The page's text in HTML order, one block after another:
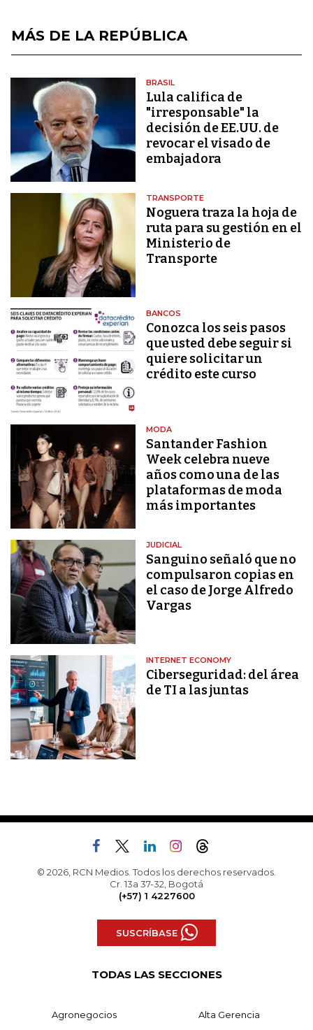
MÁS DE LA REPÚBLICA
BRASIL
Lula califica de
"irresponsable" la
decisión de EE.UU. de
revocar el visado de
embajadora
TRANSPORTE
Noguera traza la hoja de
ruta para su gestión en el
Ministerio de
Transporte
BANCOS
Conozca los seis pasos
que usted debe seguir si
quiere solicitar un
crédito este curso
MODA
Santander Fashion
Week celebra nueve
años como una de las
plataformas de moda
más importantes
JUDICIAL
Sanguino señaló que no
compulsaron copias en
el caso de Jorge Alfredo
Vargas
INTERNET ECONOMY
Ciberseguridad: del área
de TI a las juntas
© 2026, RCN Medios. Todos los derechos reservados.
Cr. 13a 37-32, Bogotá
(+57) 1 4227600
SUSCRÍBASE
TODAS LAS SECCIONES
Agronegocios Alta Gerencia